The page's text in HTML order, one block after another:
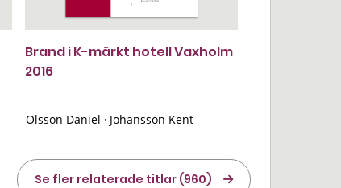
Brand i K-märkt hotell Vaxholm
2016
Olsson Daniel · Johansson Kent
Se fler relaterade titlar (960)